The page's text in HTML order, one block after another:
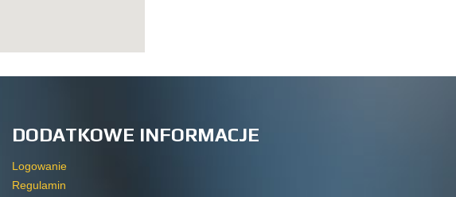
DODATKOWE INFORMACJE
Logowanie
Regulamin